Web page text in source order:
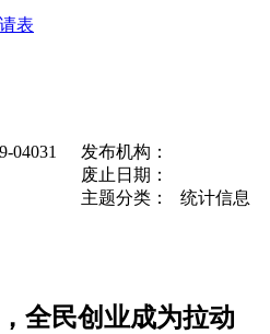
表
04031
发布机构：
废止日期：
主题分类：
统计信息
全民创业成为拉动